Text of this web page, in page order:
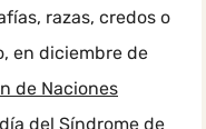
razas, credos o
en diciembre de
de Naciones
del Síndrome de